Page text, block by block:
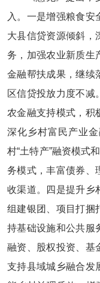
入。一是增强粮食安
大县信贷资源倾斜，
务，加强农业新质生
金融帮扶成果，继续
区信贷投放力度不减
农金融支持模式，积
深化乡村富民产业
村“土特产”融资模式
务模式，丰富债券、
收渠道。四是提升乡
组建银团、项目打捆
持基础设施和公共服
融资、股权投资、基
支持县域城乡融合发